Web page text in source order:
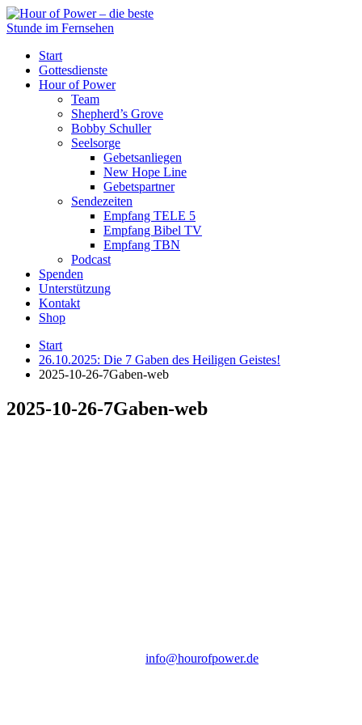
Start
Gottesdienste
Hour of Power
Team
Shepherd’s Grove
Bobby Schuller
Seelsorge
Gebetsanliegen
New Hope Line
Gebetspartner
Sendezeiten
Empfang TELE 5
Empfang Bibel TV
Empfang TBN
Podcast
Spenden
Unterstützung
Kontakt
Shop
Start
26.10.2025: Die 7 Gaben des Heiligen Geistes!
2025-10-26-7Gaben-web
2025-10-26-7Gaben-web
info@hourofpower.de